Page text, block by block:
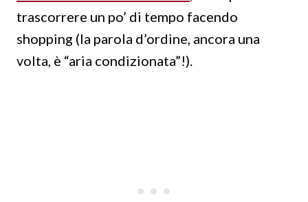
trascorrere un po’ di tempo facendo
shopping (la parola d’ordine, ancora una
volta, è “aria condizionata”!).